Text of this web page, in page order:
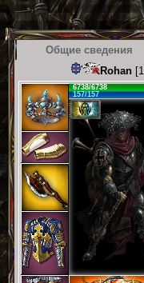
Общие сведения
Rohan
6738/6738
157/157